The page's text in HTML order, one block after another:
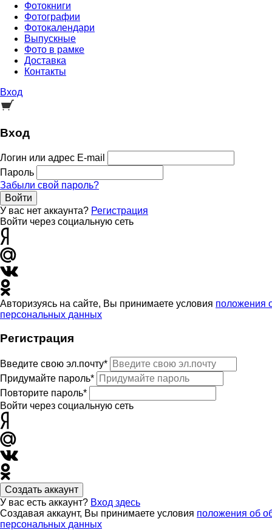
Фотокниги
Фотографии
Фотокалендари
Выпускные
Фото в рамке
Доставка
Контакты
Вход
Вход
Логин или адрес E-mail
Пароль
Забыли свой пароль?
Войти
У вас нет аккаунта? Регистрация
Войти через социальную сеть
Авторизуясь на сайте, Вы принимаете условия положения
персональных данных
Регистрация
Введите свою эл.почту*
Придумайте пароль*
Повторите пароль*
Войти через социальную сеть
Создать аккаунт
У вас есть аккаунт? Вход здесь
Создавая аккаунт, Вы принимаете условия положения об
персональных данных